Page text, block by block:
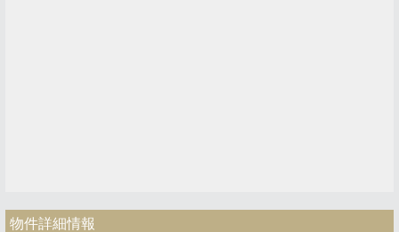
物件詳細情報